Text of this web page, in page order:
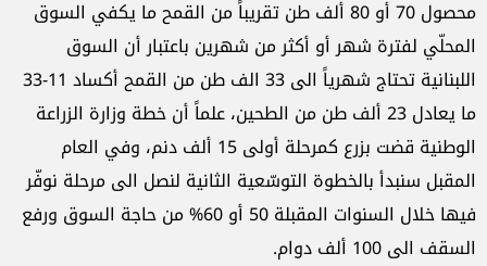
محصول 70 أو 80 ألف طن تقريباً من القمح ما يكفي السوق
المحلّي لفترة شهر أو أكثر من شهرين باعتبار أن السوق
اللبنانية تحتاج شهرياً الى 33 الف طن من القمح أكساد 11-33
ما يعادل 23 ألف طن من الطحين، علماً أن خطة وزارة الزراعة
الوطنية قضت بزرع كمرحلة أولى 15 ألف دنم، وفي العام
المقبل سنبدأ بالخطوة التوسّعية الثانية لنصل الى مرحلة نوفّر
فيها خلال السنوات المقبلة 50 أو 60% من حاجة السوق ورفع
السقف الى 100 ألف دوام.